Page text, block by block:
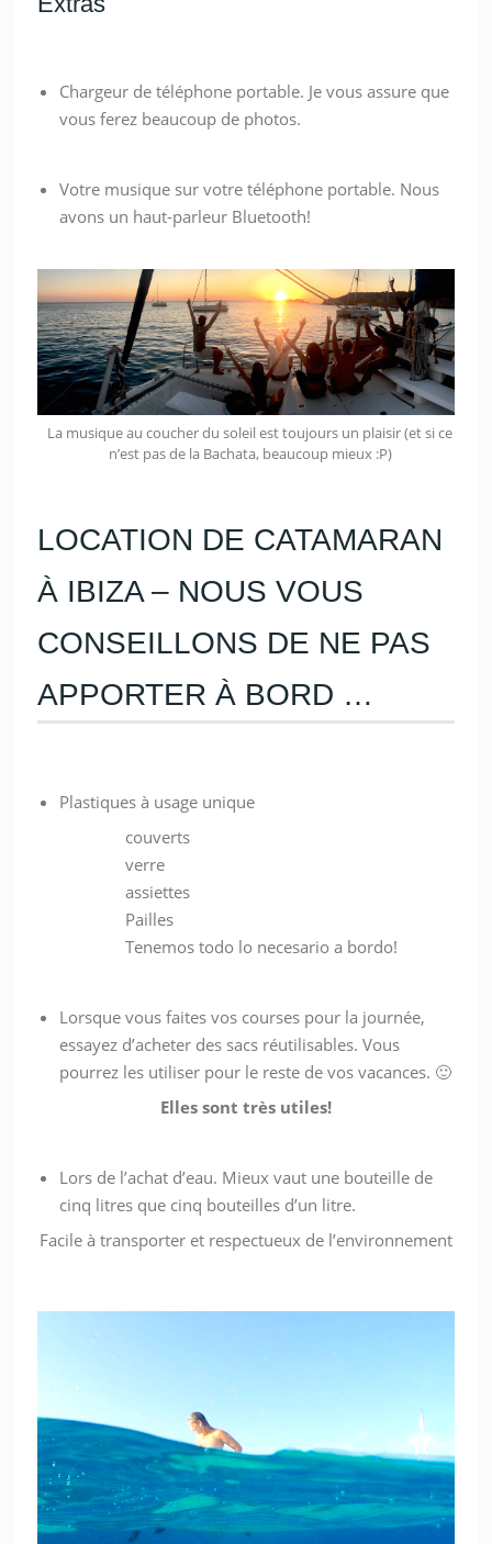
Chargeur de téléphone portable. Je vous assure que
vous ferez beaucoup de photos.
Votre musique sur votre téléphone portable. Nous
avons un haut-parleur Bluetooth!
La musique au coucher du soleil est toujours un plaisir (et si ce
n’est pas de la Bachata, beaucoup mieux :P)
LOCATION DE CATAMARAN
À IBIZA – NOUS VOUS
CONSEILLONS DE NE PAS
APPORTER À BORD …
Plastiques à usage unique
couverts
verre
assiettes
Pailles
Tenemos todo lo necesario a bordo!
Lorsque vous faites vos courses pour la journée,
essayez d’acheter des sacs réutilisables. Vous
pourrez les utiliser pour le reste de vos vacances. 🙂
Elles sont très utiles!
Lors de l’achat d’eau. Mieux vaut une bouteille de
cinq litres que cinq bouteilles d’un litre.
Facile à transporter et respectueux de l’environnement